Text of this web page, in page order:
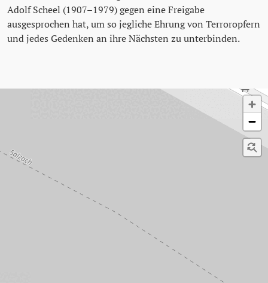
Adolf Scheel (1907–1979) gegen eine Freigabe
ausgesprochen hat, um so jegliche Ehrung von Terroropfern
und jedes Gedenken an ihre Nächsten zu unterbinden.